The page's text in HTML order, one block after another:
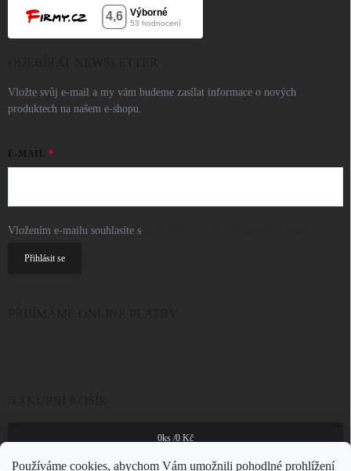
Používáme cookies, abychom Vám umožnili pohodlné prohlížení
Vložte svůj e-mail a my vám budeme zasílat informace o nových
produktech na našem e-shopu.
E-MAIL
Vložením e-mailu souhlasíte s
Přihlásit se
0ks /0 Kč